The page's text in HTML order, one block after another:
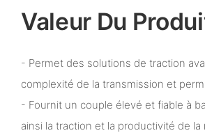
Valeur Du
- Permet des solutions de traction
complexité de la transmission et
- Fournit un couple élevé et fiable à
ainsi la traction et la productivité de la